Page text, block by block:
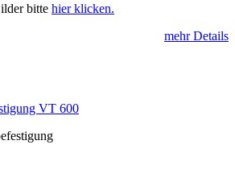
bitte hier klicken.
mehr Details
VT 600